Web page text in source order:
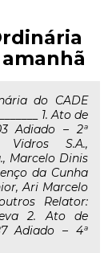
do CADE
1. Ato de
Adiado – 2ª
Vidros S.A.,
Marcelo Dinis
da Cunha
Ari Marcelo
Relator:
2. Ato de
Adiado – 4ª